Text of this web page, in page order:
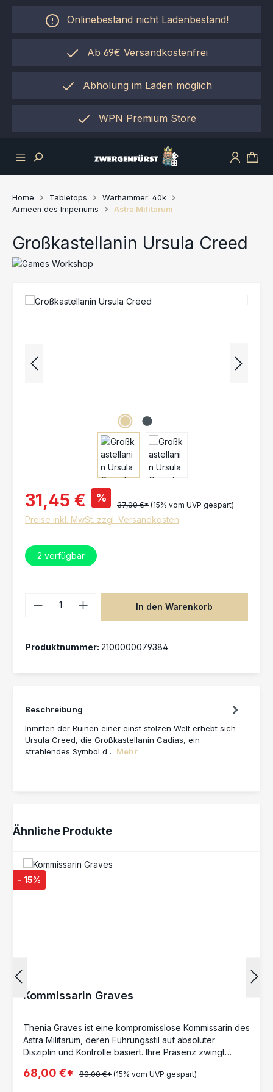
Zum Hauptinhalt springen
Onlinebestand nicht Ladenbestand!
Ab 69€ Versandkostenfrei
Abholung im Laden möglich
einfach per "Click&Collect"
WPN Premium Store
Home Tabletops
Warhammer: 40k
Armeen des Imperiums
Astra Militarum
Großkastellanin Ursula Creed
Bildergalerie überspringen
31,45 € %
37,00 €* (15% vom UVP gespart)
Preise inkl. MwSt. zzgl. Versandkosten
2 verfügbar
Produkt Anzahl: Gib den
In den Warenkorb
Produktnummer: 2100000079384
Beschreibung
Inmitten der Ruinen einer einst stolzen Welt erhebt sich
Ursula Creed, die Großkastellanin Cadias, ein
strahlendes Symbol d… Mehr
Produktgalerie überspringen
Ähnliche Produkte
- 15%
Kommissarin Graves
Thenia Graves ist eine kompromisslose Kommissarin des
Astra Militarum, deren Führungsstil auf absoluter
Disziplin und Kontrolle basiert. Ihre Präsenz zwingt
unter konstanten Druck. Im Einsatz nutzt sie einen
68,00 €* 80,00 €* (15% vom UVP gespart)